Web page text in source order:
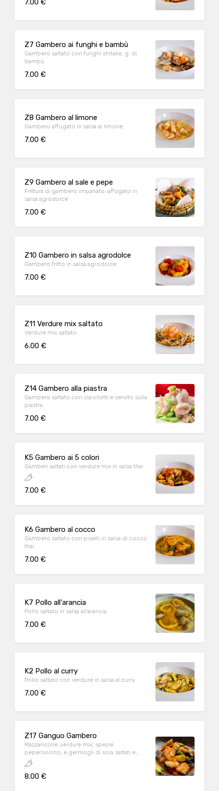
Z7 Gambero ai funghi e bambù
Gambero saltato con funghi shitake, g. di
bambù
7.00 €
Z8 Gambero al limone
Gambero affogato in salsa al limone
7.00 €
Z9 Gambero al sale e pepe
Frittura di gambero impanato, affogato in
salsa agrodolce
7.00 €
Z10 Gambero in salsa agrodolce
Gambero fritto in salsa agrodolce
7.00 €
Z11 Verdure mix saltato
Verdure mix saltato
6.00 €
Z14 Gambero alla piastra
Gambero saltato con cipollotti e servito sulla
piastra
7.00 €
K5 Gambero ai 5 colori
Gamberi saltati con verdure mix in salsa thai
7.00 €
K6 Gambero al cocco
Gambero saltato con piselli in salsa di cocco
thai
7.00 €
K7 Pollo all'arancia
Pollo saltato in salsa all'arancia
7.00 €
K2 Pollo al curry
Pollo saltato con verdure in salsa al curry
7.00 €
Z17 Ganguo Gambero
Mazzancolle ,verdure mix, spezie
peperoncino, e germogli di soia saltati e
servito sulla pentola
8.00 €